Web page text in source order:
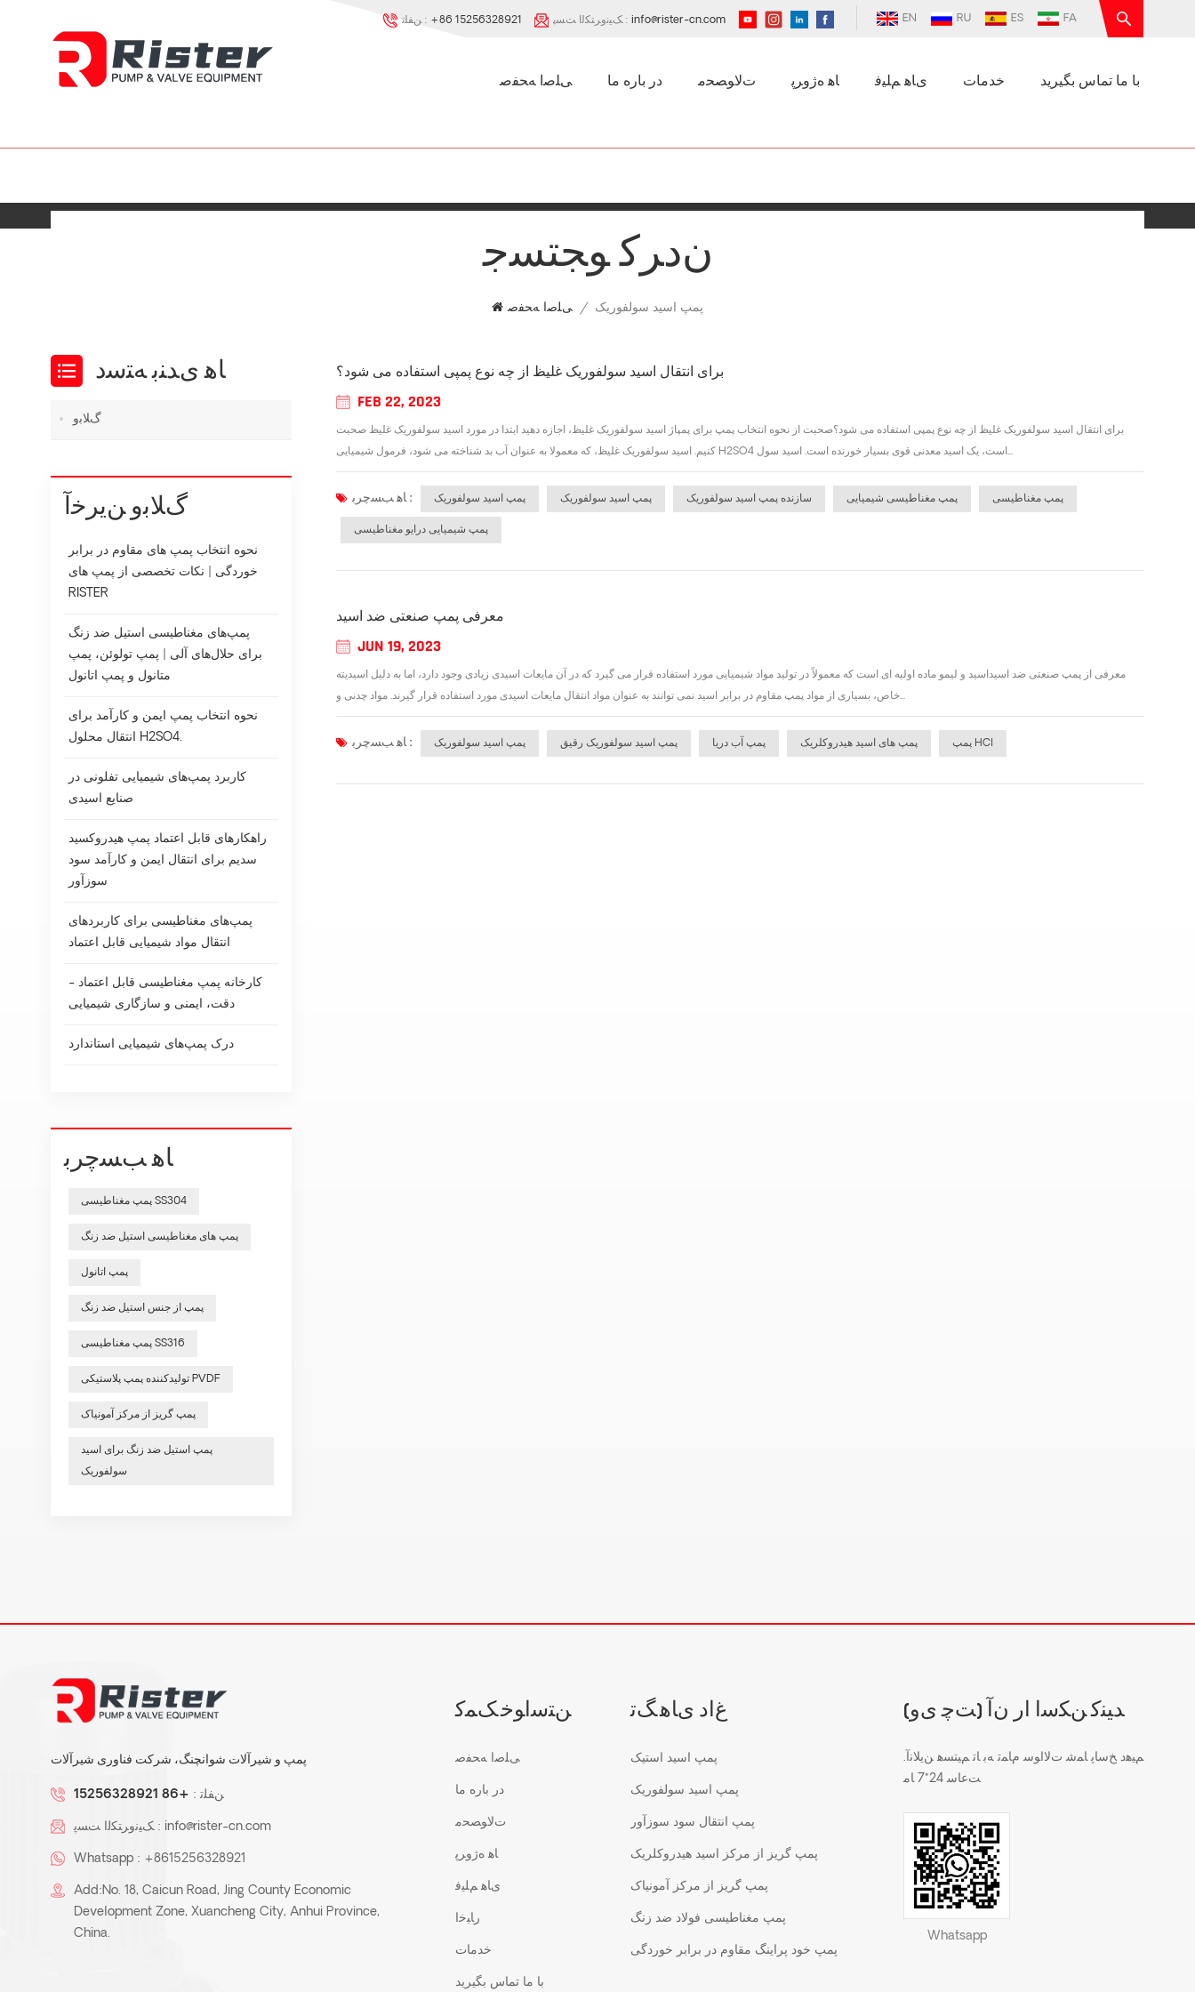
EN RU ES FA ﻦﻔﻠﺗ : +86 15256328921 ﮏﯿﻧﻭﺮﺘﮑﻟﺍ ﺖﺴﭘ : info@rister-cn.com
ﯽﻠﺻﺍ ﻪﺤﻔﺻ در باره ما ﺕﻻ ﻮﺼﺤﻣ ﺎﻫ ﻩﮊﻭﺮﭘ ﯼﺎﻫ ﻢﻠﯿﻓ خدمات با ما تماس بگیرید
ﻥﺩﺮﮐ ﻮﺠﺘﺴﺟ
ﯽﻠﺻﺍ ﻪﺤﻔﺻ / پمپ اسید سولفوریک
برای انتقال اسید سولفوریک غلیظ از چه نوع پمپی استفاده می شود؟
FEB 22, 2023
برای انتقال اسید سولفوریک غلیظ از چه نوع پمپی استفاده می شود؟صحبت از نحوه انتخاب پمپ برای پمپاژ اسید سولفوریک غلیظ، اجازه دهید ابتدا در مورد اسید سولفوریک غلیظ صحبت
کنیم. اسید سولفوریک غلیظ، که معمولا به عنوان آب بد شناخته می شود، فرمول شیمیایی H2SO4 است، یک اسید معدنی قوی بسیار خورنده است. اسید سول...
ﺎﻫ ﺐﺴﭼﺮﺑ : پمپ اسید سولفوریک پمپ اسید سولفوریک سازنده پمپ اسید سولفوریک پمپ مغناطیسی شیمیایی پمپ مغناطیسی
پمپ شیمیایی درایو مغناطیسی
معرفی پمپ صنعتی ضد اسید
JUN 19, 2023
معرفی از پمپ صنعتی ضد اسیداسید و لیمو ماده اولیه ای است که معمولاً در تولید مواد شیمیایی مورد استفاده قرار می گیرد که در آن مایعات اسیدی زیادی وجود دارد، اما به دلیل اسیدیته
خاص، بسیاری از مواد پمپ مقاوم در برابر اسید نمی توانند به عنوان مواد انتقال مایعات اسیدی مورد استفاده قرار گیرند. مواد چدنی و...
ﺎﻫ ﺐﺴﭼﺮﺑ : پمپ اسید سولفوریک پمپ اسید سولفوریک رقیق پمپ آب دریا پمپ های اسید هیدروکلریک پمپ HCl
ﺎﻫ ﯼﺪﻨﺑ ﻪﺘﺳﺩ
ﮒﻼ ﺑﻭ
ﮒﻼ ﺑﻭ ﻦﯾﺮﺧﺁ
نحوه انتخاب پمپ های مقاوم در برابر
خوردگی | نکات تخصصی از پمپ های
RISTER
پمپ‌های مغناطیسی استیل ضد زنگ
برای حلال‌های آلی | پمپ تولوئن، پمپ
متانول و پمپ اتانول
نحوه انتخاب پمپ ایمن و کارآمد برای
انتقال محلول H2SO4.
کاربرد پمپ‌های شیمیایی تفلونی در
صنایع اسیدی
راهکارهای قابل اعتماد پمپ هیدروکسید
سدیم برای انتقال ایمن و کارآمد سود
سوزآور
پمپ‌های مغناطیسی برای کاربردهای
انتقال مواد شیمیایی قابل اعتماد
کارخانه پمپ مغناطیسی قابل اعتماد -
دقت، ایمنی و سازگاری شیمیایی
درک پمپ‌های شیمیایی استاندارد
ﺎﻫ ﺐﺴﭼﺮﺑ
پمپ مغناطیسی SS304
پمپ های مغناطیسی استیل ضد زنگ
پمپ اتانول
پمپ از جنس استیل ضد زنگ
پمپ مغناطیسی SS316
تولیدکننده پمپ پلاستیکی PVDF
پمپ گریز از مرکز آمونیاک
پمپ استیل ضد زنگ برای اسید
سولفوریک
پمپ و شیرآلات شوانچنگ، شرکت فناوری شیرآلات
ﻦﻔﻠﺗ : +86 15256328921
ﮏﯿﻧﻭﺮﺘﮑﻟﺍ ﺖﺴﭘ : info@rister-cn.com
Whatsapp : +8615256328921
Add:No. 18, Caicun Road, Jing County Economic
Development Zone, Xuancheng City, Anhui Province,
China.
ﻦﺘﺳﺍﻮﺧ ﮏﻤﮐ
ﯽﻠﺻﺍ ﻪﺤﻔﺻ
در باره ما
ﺕﻻ ﻮﺼﺤﻣ
ﺎﻫ ﻩﮊﻭﺮﭘ
ﯼﺎﻫ ﻢﻠﯿﻓ
ﺭﺎﺒﺧﺍ
خدمات
با ما تماس بگیرید
ﻍﺍﺩ ﯼﺎﻫ ﮓﺗ
پمپ اسید استیک
پمپ اسید سولفوریک
پمپ انتقال سود سوزآور
پمپ گریز از مرکز اسید هیدروکلریک
پمپ گریز از مرکز آمونیاک
پمپ مغناطیسی فولاد ضد زنگ
پمپ خود پراینگ مقاوم در برابر خوردگی
(ﺖﭼ ﯼﻭ) ﺪﯿﻨﮐ ﻦﮑﺳﺍ ﺍﺭ ﻥﺁ
.ﻢﯿﻫﺩ ﺦﺳﺎﭘ ﺎﻤﺷ ﺕﻻ ﺍﻮﺳ ﻡﺎﻤﺗ ﻪﺑ ﺎﺗ ﻢﯿﺘﺴﻫ ﻦﯾﻼ ﻧﺁ
ﺖﻋﺎﺳ 24*7 ﺎﻣ
Whatsapp